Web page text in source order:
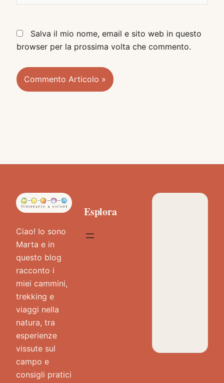
e
Salva il mio nome, email e sito web in questo
browser per la prossima volta che commento.
Ciao! Io sono
Marta e in
questo blog
racconto i
miei cammini,
trekking e
viaggi nella
natura, tra
esperienze
vissute sul
campo e
consigli pratici
Esplora